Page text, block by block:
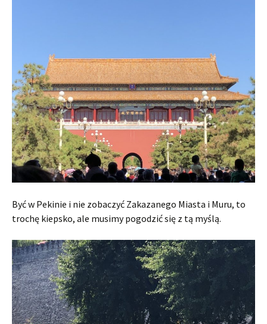
Być w Pekinie i nie zobaczyć Zakazanego Miasta i Muru, to
trochę kiepsko, ale musimy pogodzić się z tą myślą.